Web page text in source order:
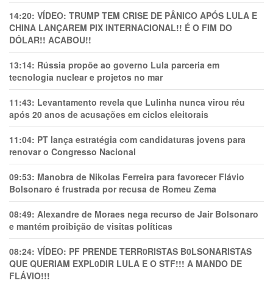
14:20: VÍDEO: TRUMP TEM CRlSE DE PÂNlCO APÓS LULA E
CHINA LANÇAREM PIX INTERNACIONAL!! É O FIM DO
DÓLAR!! ACABOU!!
13:14: Rússia propõe ao governo Lula parceria em
tecnologia nuclear e projetos no mar
11:43: Levantamento revela que Lulinha nunca virou réu
após 20 anos de acusações em ciclos eleitorais
11:04: PT lança estratégia com candidaturas jovens para
renovar o Congresso Nacional
09:53: Manobra de Nikolas Ferreira para favorecer Flávio
Bolsonaro é frustrada por recusa de Romeu Zema
08:49: Alexandre de Moraes nega recurso de Jair Bolsonaro
e mantém proibição de visitas políticas
08:24: VÍDEO: PF PRENDE TERR0RlSTAS B0LSONARlSTAS
QUE QUERIAM EXPL0DlR LULA E O STF!!! A MANDO DE
FLÁVIO!!!